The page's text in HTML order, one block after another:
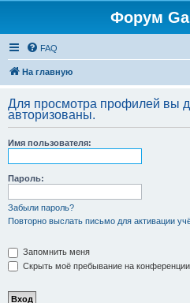
Форум
FAQ
На главную
Для просмотра профилей вы
авторизованы.
Имя пользователя:
Пароль:
Забыли пароль?
Повторно выслать письмо для активации
Запомнить меня
Скрыть моё пребывание на конференции